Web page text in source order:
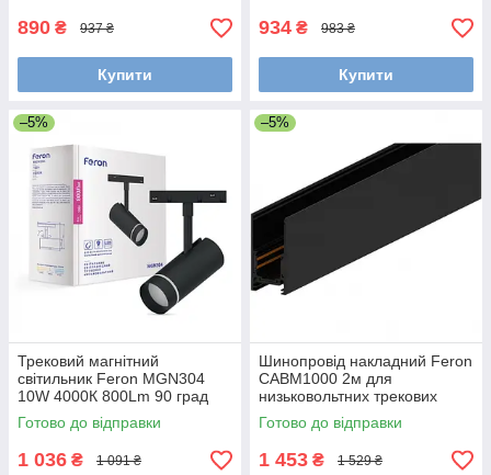
890 ₴ 937 ₴
Купити
934 ₴ 983 ₴
Купити
–5%
Трековий магнітний
світильник Feron MGN304
10W 4000К 800Lm 90 град
чорний 135*55*145мм
Готово до відправки
1 036 ₴ 1 091 ₴
–5%
Шинопровід накладний Feron
CABM1000 2м для
низьковольтних трекових
світильників чорний
26*53*2000мм
Готово до відправки
1 453 ₴ 1 529 ₴